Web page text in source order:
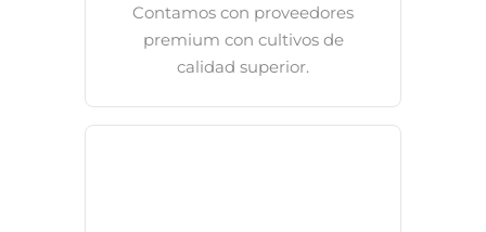
Contamos con proveedores
premium con cultivos de
calidad superior.